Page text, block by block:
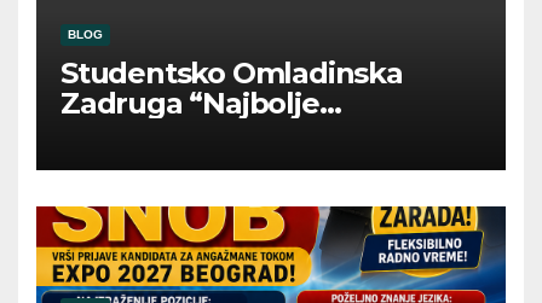
BLOG
Studentsko Omladinska
Zadruga “Najbolje